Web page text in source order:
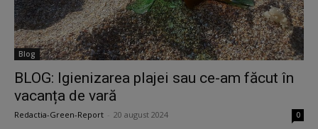
Blog
BLOG: Igienizarea plajei sau ce-am făcut în
vacanța de vară
Redactia-Green-Report 20 august 2024 0